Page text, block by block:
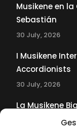
Musikene en
Sebastián
30 July, 2026
I Musikene
Accordionists
30 July, 2026
La Musikene
Tolliver en el